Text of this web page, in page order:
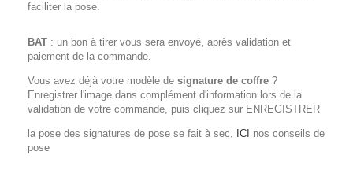
faciliter la pose.
BAT : un bon à tirer vous sera envoyé, après validation et
paiement de la commande.
Vous avez déjà votre modèle de signature de coffre ?
Enregistrer l'image dans complément d'information lors de la
validation de votre commande, puis cliquez sur ENREGISTRER
la pose des signatures de pose se fait à sec, ICI nos conseils de
pose